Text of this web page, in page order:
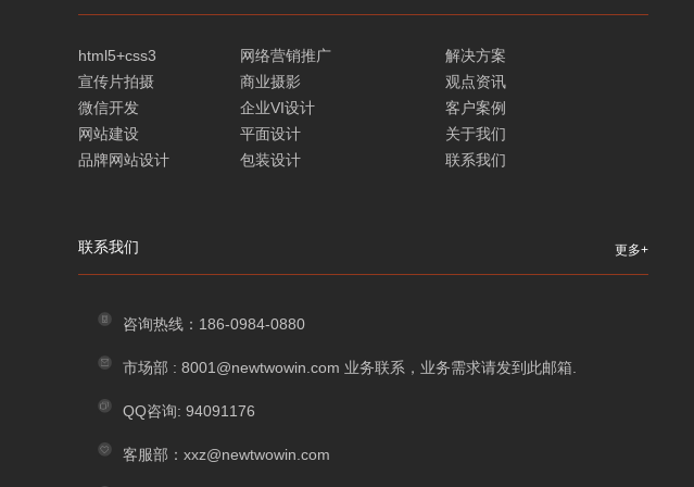
html5+css3
宣传片拍摄
微信开发
网站建设
品牌网站设计
网络营销推广
商业摄影
企业VI设计
平面设计
包装设计
解决方案
观点资讯
客户案例
关于我们
联系我们
联系我们 更多+
咨询热线：186-0984-0880
市场部 : 8001@newtwowin.com 业务联系，业务需求请发到此邮箱.
QQ咨询: 94091176
客服部：xxz@newtwowin.com